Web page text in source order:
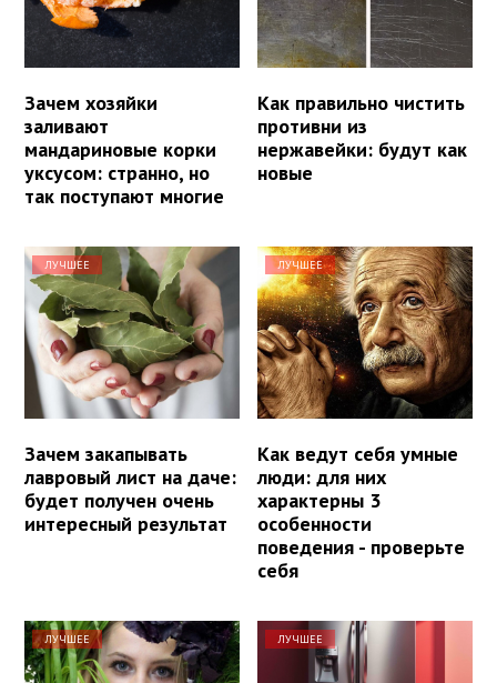
Зачем хозяйки
заливают
мандариновые корки
уксусом: странно, но
так поступают многие
Как правильно чистить
противни из
нержавейки: будут как
новые
ЛУЧШЕЕ
Зачем закапывать
лавровый лист на даче:
будет получен очень
интересный результат
ЛУЧШЕЕ
Как ведут себя умные
люди: для них
характерны 3
особенности
поведения - проверьте
себя
ЛУЧШЕЕ ЛУЧШЕЕ